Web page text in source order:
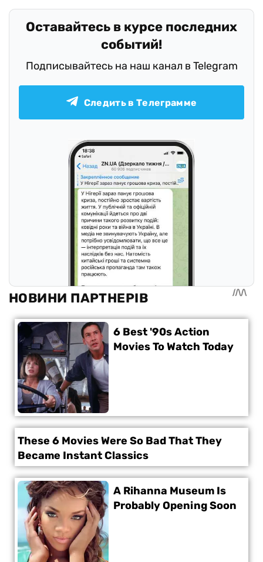
Оставайтесь в курсе последних
событий!
Подписывайтесь на наш канал в Telegram
Следить в Телеграмме